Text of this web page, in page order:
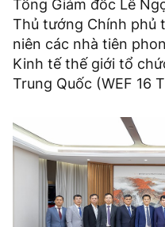
Tổng Giám đốc Lê
Thủ tướng Chính phủ
niên các nhà tiên
Kinh tế thế giới tổ
Trung Quốc (WEF 16